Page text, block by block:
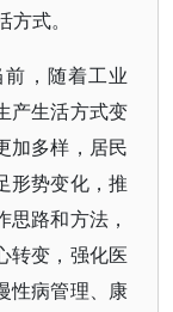
式。
，随着工业
产生活方式变
加多样，居民
形势变化，推
路和方法，
转变，强化医
性病管理、康